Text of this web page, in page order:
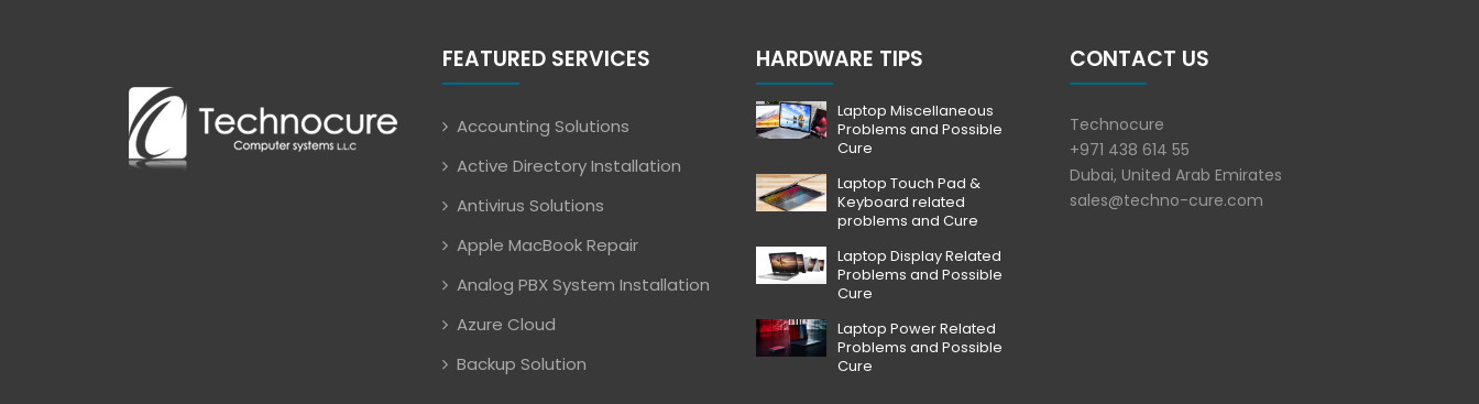
FEATURED SERVICES
Accounting Solutions
Active Directory Installation
Antivirus Solutions
Apple MacBook Repair
Analog PBX System Installation
Azure Cloud
Backup Solution
HARDWARE TIPS
Laptop Miscellaneous
Problems and Possible
Cure
Laptop Touch Pad &
Keyboard related
problems and Cure
Laptop Display Related
Problems and Possible
Cure
Laptop Power Related
Problems and Possible
Cure
CONTACT US
Technocure
+971 438 614 55
Dubai, United Arab Emirates
sales@techno-cure.com